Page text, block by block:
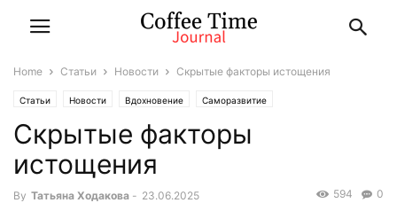
Home Статьи Новости Скрытые факторы истощения
Статьи Новости Вдохновение Саморазвитие
Скрытые факторы
истощения
By Татьяна Ходакова - 23.06.2025 0
594